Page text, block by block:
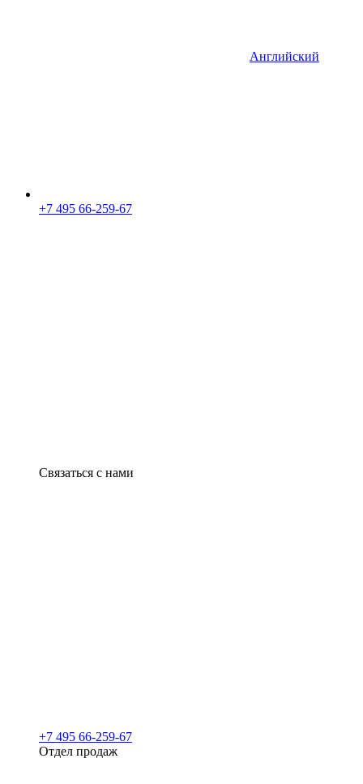
Английский
+7 495 66-259-67
Связаться с нами
+7 495 66-259-67
Отдел продаж